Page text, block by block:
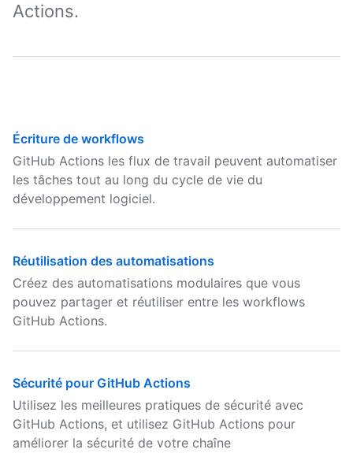
Actions.
Écriture de workflows
GitHub Actions les flux de travail peuvent automatiser
les tâches tout au long du cycle de vie du
développement logiciel.
Réutilisation des automatisations
Créez des automatisations modulaires que vous
pouvez partager et réutiliser entre les workflows
GitHub Actions.
Sécurité pour GitHub Actions
Utilisez les meilleures pratiques de sécurité avec
GitHub Actions, et utilisez GitHub Actions pour
améliorer la sécurité de votre chaîne